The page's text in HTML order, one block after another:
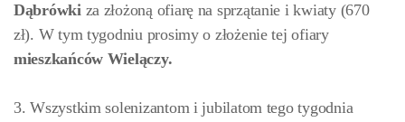
Dąbrówki za złożoną ofiarę na sprzątanie i kwiaty (670
zł). W tym tygodniu prosimy o złożenie tej ofiary
mieszkańców Wielączy.
3. Wszystkim solenizantom i jubilatom tego tygodnia